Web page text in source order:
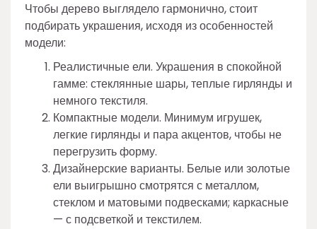
Чтобы дерево выглядело гармонично, стоит
подбирать украшения, исходя из особенностей
модели:
Реалистичные ели. Украшения в спокойной
гамме: стеклянные шары, теплые гирлянды и
немного текстиля.
Компактные модели. Минимум игрушек,
легкие гирлянды и пара акцентов, чтобы не
перегрузить форму.
Дизайнерские варианты. Белые или золотые
ели выигрышно смотрятся с металлом,
стеклом и матовыми подвесками; каркасные
— с подсветкой и текстилем.